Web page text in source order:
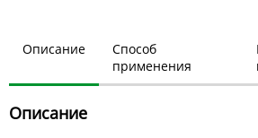
Описание
Способ
применения
Описание